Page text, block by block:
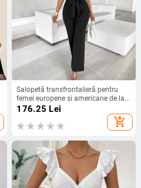
Salopetă transfrontalieră pentru
femei europene și americane de la
Amazon, cu noul temperament, cu
176.25 Lei
add_shopping_cart